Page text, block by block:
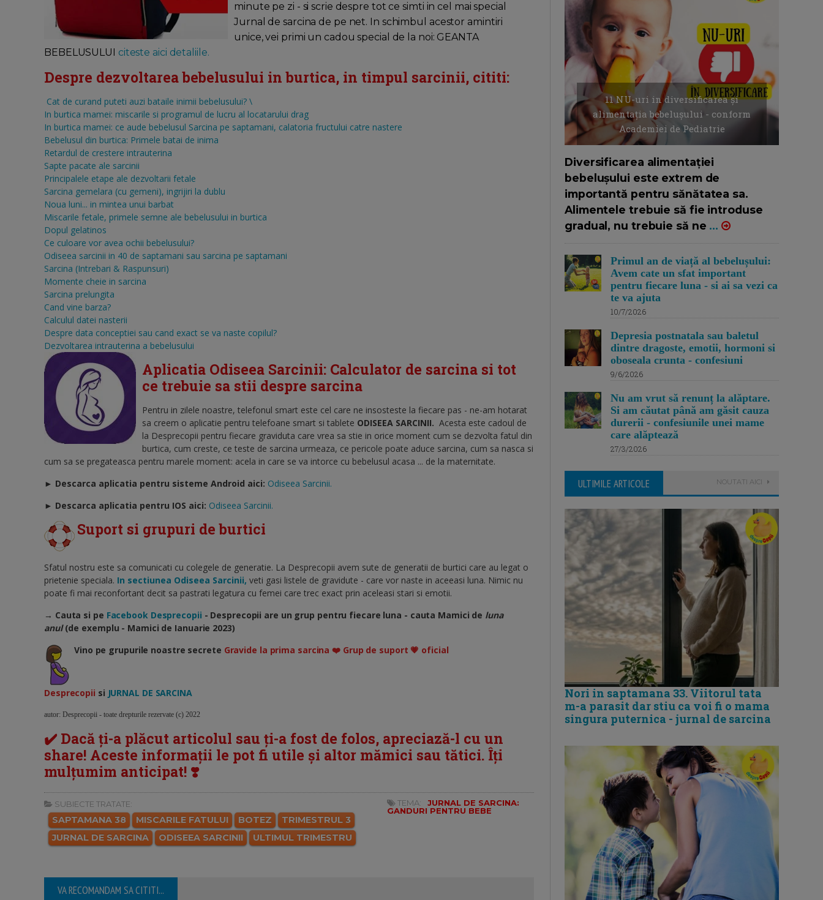
minute pe zi - si scrie despre tot ce simti in cel mai special
Jurnal de sarcina de pe net. In schimbul acestor amintiri
unice, vei primi un cadou special de la noi: GEANTA
BEBELUSULUI citeste aici detaliile.
Despre dezvoltarea bebelusului in burtica, in timpul sarcinii, cititi:
Cat de curand puteti auzi bataile inimii bebelusului? \
In burtica mamei: miscarile si programul de lucru al locatarului drag
In burtica mamei: ce aude bebelusul Sarcina pe saptamani, calatoria fructului catre nastere
Bebelusul din burtica: Primele batai de inima
Retardul de crestere intrauterina
Sapte pacate ale sarcinii
Principalele etape ale dezvoltarii fetale
Sarcina gemelara (cu gemeni), ingrijiri la dublu
Noua luni... in mintea unui barbat
Miscarile fetale, primele semne ale bebelusului in burtica
Dopul gelatinos
Ce culoare vor avea ochii bebelusului?
Odiseea sarcinii in 40 de saptamani sau sarcina pe saptamani
Sarcina (Intrebari & Raspunsuri)
Momente cheie in sarcina
Sarcina prelungita
Cand vine barza?
Calculul datei nasterii
Despre data conceptiei sau cand exact se va naste copilul?
Dezvoltarea intrauterina a bebelusului
Aplicatia Odiseea Sarcinii: Calculator de sarcina si tot
ce trebuie sa stii despre sarcina
Pentru in zilele noastre, telefonul smart este cel care ne insosteste la fiecare pas - ne-am hotarat
sa creem o aplicatie pentru telefoane smart si tablete ODISEEA SARCINII. Acesta este cadoul de
la Desprecopii pentru fiecare graviduta care vrea sa stie in orice moment cum se dezvolta fatul din
burtica, cum creste, ce teste de sarcina urmeaza, ce pericole poate aduce sarcina, cum sa nasca si
cum sa se pregateasca pentru marele moment: acela in care se va intorce cu bebelusul acasa ... de la maternitate.
► Descarca aplicatia pentru sisteme Android aici: Odiseea Sarcinii.
► Descarca aplicatia pentru IOS aici: Odiseea Sarcinii.
Suport si grupuri de burtici
Sfatul nostru este sa comunicati cu colegele de generatie. La Desprecopii avem sute de generatii de burtici care au legat o
prietenie speciala. In sectiunea Odiseea Sarcinii, veti gasi listele de gravidute - care vor naste in aceeasi luna. Nimic nu
poate fi mai reconfortant decit sa pastrati legatura cu femei care trec exact prin aceleasi stari si emotii.
→ Cauta si pe Facebook Desprecopii - Desprecopii are un grup pentru fiecare luna - cauta Mamici de luna
anul (de exemplu - Mamici de Ianuarie 2023)
Vino pe grupurile noastre secrete Gravide la prima sarcina ❤️ Grup de suport 💗 oficial
Desprecopii si JURNAL DE SARCINA
autor: Desprecopii - toate drepturile rezervate (c) 2022
✔️ Dacă ți-a plăcut articolul sau ți-a fost de folos, apreciază-l cu un
share! Aceste informații le pot fi utile și altor mămici sau tătici. Îți
mulțumim anticipat! ❣️
SUBIECTE TRATATE:
SAPTAMANA 38 MISCARILE FATULUI BOTEZ
TRIMESTRUL 3
JURNAL DE SARCINA
ODISEEA SARCINII ULTIMUL TRIMESTRU
TEMA:
JURNAL DE SARCINA:
GANDURI PENTRU BEBE
VA RECOMANDAM SA CITITI...
11 NU-uri in diversificarea și
alimentația bebelușului - conform
Academiei de Pediatrie
Diversificarea alimentației
bebelușului este extrem de
importantă pentru sănătatea sa.
Alimentele trebuie să fie introduse
gradual, nu trebuie să ne ...
Primul an de viață al bebelușului:
Avem cate un sfat important
pentru fiecare luna - si ai sa vezi ca
te va ajuta
10/7/2026
Depresia postnatala sau baletul
dintre dragoste, emotii, hormoni si
oboseala crunta - confesiuni
9/6/2026
Nu am vrut să renunț la alăptare.
Si am căutat până am găsit cauza
durerii - confesiunile unei mame
care alăptează
27/3/2026
ULTIMILE ARTICOLE NOUTATI AICI
Nori in saptamana 33. Viitorul tata
m-a parasit dar stiu ca voi fi o mama
singura puternica - jurnal de sarcina